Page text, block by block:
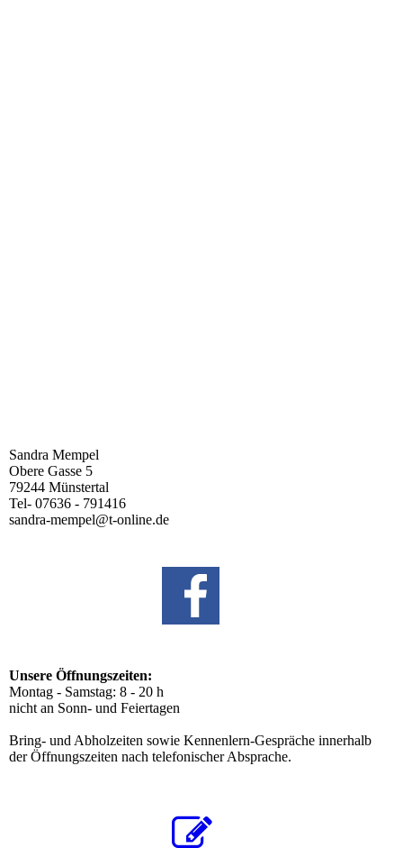
Sandra Mempel
Obere Gasse 5
79244 Münstertal
Tel- 07636 - 791416
sandra-mempel@t-online.de
Unsere Öffnungszeiten:
Montag - Samstag: 8 - 20 h
nicht an Sonn- und Feiertagen
Bring- und Abholzeiten sowie Kennenlern-Gespräche innerhalb
der Öffnungszeiten nach telefonischer Absprache.